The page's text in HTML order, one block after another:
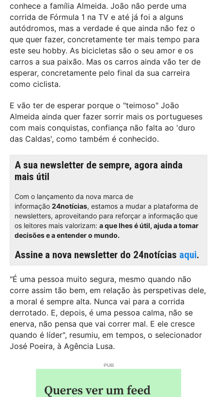
conhece a família Almeida. João não perde uma
corrida de Fórmula 1 na TV e até já foi a alguns
autódromos, mas a verdade é que ainda não fez o
que quer fazer, concretamente ter mais tempo para
este seu hobby. As bicicletas são o seu amor e os
carros a sua paixão. Mas os carros ainda vão ter de
esperar, concretamente pelo final da sua carreira
como ciclista.
E vão ter de esperar porque o "teimoso" João
Almeida ainda quer fazer sorrir mais os portugueses
com mais conquistas, confiança não falta ao 'duro
das Caldas', como também é conhecido.
A sua newsletter de sempre, agora ainda
mais útil
Com o lançamento da nova marca de
informação 24notícias, estamos a mudar a plataforma de
newsletters, aproveitando para reforçar a informação que
os leitores mais valorizam: a que lhes é útil, ajuda a tomar
decisões e a entender o mundo.
Assine a nova newsletter do 24notícias aqui.
"É uma pessoa muito segura, mesmo quando não
corre assim tão bem, em relação às perspetivas dele,
a moral é sempre alta. Nunca vai para a corrida
derrotado. E, depois, é uma pessoa calma, não se
enerva, não pensa que vai correr mal. E ele cresce
quando é líder", resumiu, em tempos, o selecionador
José Poeira, à Agência Lusa.